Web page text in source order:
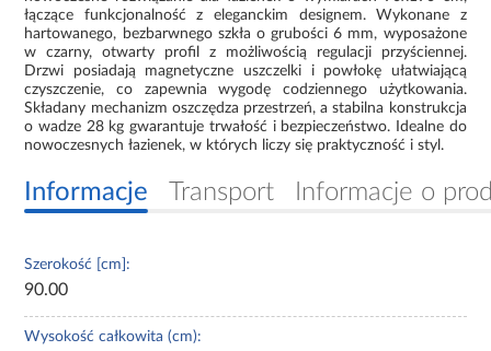
łączące funkcjonalność z eleganckim designem. Wykonane z
hartowanego, bezbarwnego szkła o grubości 6 mm, wyposażone
w czarny, otwarty profil z możliwością regulacji przyściennej.
Drzwi posiadają magnetyczne uszczelki i powłokę ułatwiającą
czyszczenie, co zapewnia wygodę codziennego użytkowania.
Składany mechanizm oszczędza przestrzeń, a stabilna konstrukcja
o wadze 28 kg gwarantuje trwałość i bezpieczeństwo. Idealne do
nowoczesnych łazienek, w których liczy się praktyczność i styl.
Informacje Transport Informacje o
Szerokość [cm]:
90.00
Wysokość całkowita (cm):